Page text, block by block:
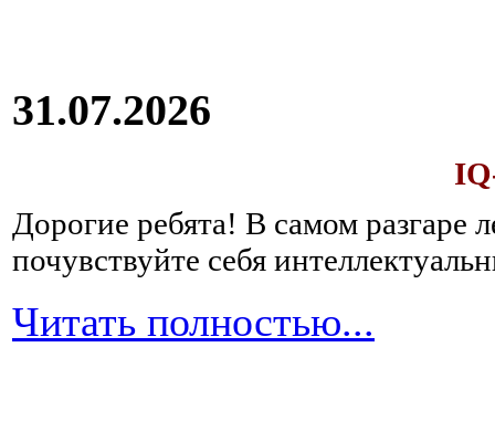
31.07.2026
Дорогие ребята! В самом разгаре
почувствуйте себя
Читать полностью...